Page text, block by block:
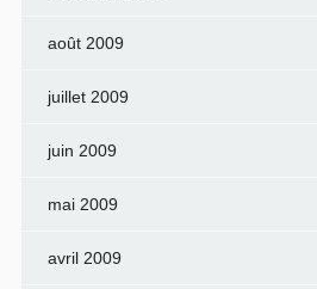
août 2009
juillet 2009
juin 2009
mai 2009
avril 2009